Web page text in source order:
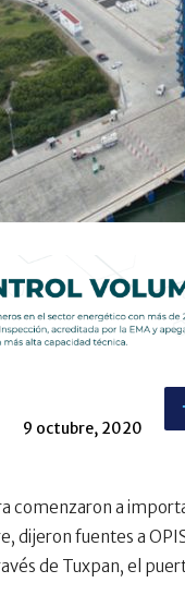
9 octubre, 2020
comenzaron a
dijeron fuentes a
de Tuxpan, el